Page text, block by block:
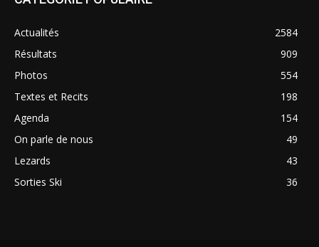
Actualités
2584
Résultats
909
Photos
554
Textes et Recits
198
Agenda
154
On parle de nous
49
Lezards
43
Sorties Ski
36